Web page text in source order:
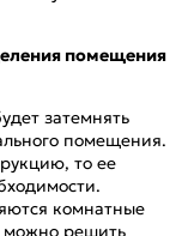
помещения
затемнять
помещения.
то ее
комнатные
можно решить